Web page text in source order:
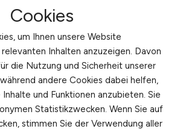
im Lager und stellst die
der Waren sicher.
Lagerkennzahlen. steuerst
und minimierst
sowie Überbestände.
in
Cookies
um Ihnen unsere Website
Inhalten anzuzeigen. Davon
die Nutzung und Sicherheit unserer
andere Cookies dabei helfen,
und Funktionen anzubieten. Sie
Statistikzwecken. Wenn Sie auf
stimmen Sie der Verwendung aller